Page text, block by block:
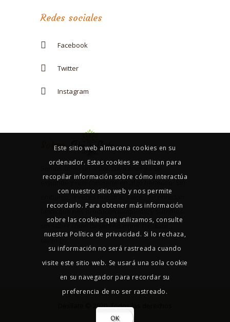
Redes sociales
Facebook
Twitter
Instagram
Sobre
expande y nos convierte en algo hermoso. Sin
embargo, a veces nuestras raíces se enredan
sin saber cómo desenredarnos. Deslíate
Deslíate © 2020. Todos los derechos
reservados.
Este sitio web almacena cookies en su
ordenador. Estas cookies se utilizan para
recopilar información sobre cómo interactúa
con nuestro sitio web y nos permite
recordarlo. Para obtener más información
sobre las cookies que utilizamos, consulte
nuestra Política de privacidad. Si lo rechaza,
su información no será rastreada cuando
visite este sitio web. Se usará una sola cookie
en su navegador para recordar su
preferencia de no ser rastreado.
OK